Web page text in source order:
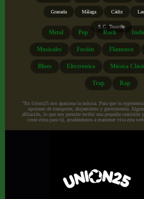
Granada Málaga Cádiz
S.C. Tenerife
Metal Pop Rock
Musicales Fusión Flamenco
Blues Electrónica Música
Trap Rap
“En Union25 nos apasiona la música. Para que tu
opciones de transporte, alojamiento y gastronomía.
afiliación, lo que nos permite recibir una pequeña comisión
coste extra para ti), ayudándonos a mantener viva esta